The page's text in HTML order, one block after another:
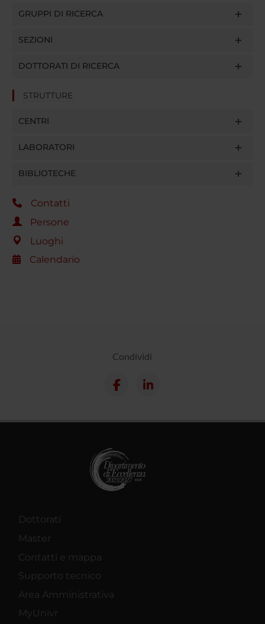
GRUPPI DI RICERCA
SEZIONI
DOTTORATI DI RICERCA
STRUTTURE
CENTRI
LABORATORI
BIBLIOTECHE
Contatti
Persone
Luoghi
Calendario
Condividi
Dottorati
Master
Contatti e mappa
Supporto tecnico
Area Amministrativa
MyUnivr